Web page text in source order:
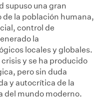
supuso una gran
la población humana,
control de
la
locales y globales.
y se ha producido
pero sin duda
y autocrítica de la
del mundo moderno.